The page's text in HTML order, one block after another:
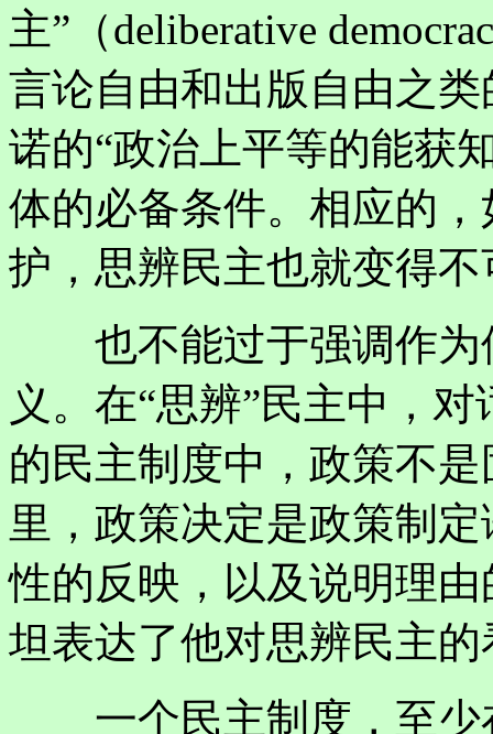
主”（deliberative
言论自由和出版自由之
诺的“政治上平等的能获
体的必备条件。相应的
护，思辨民主也就变得不
也不能过于强调作为
义。在“思辨”民主中，
的民主制度中，政策不
里，政策决定是政策制
性的反映，以及说明理
坦表达了他对思辨民主的
一个民主制度，至少